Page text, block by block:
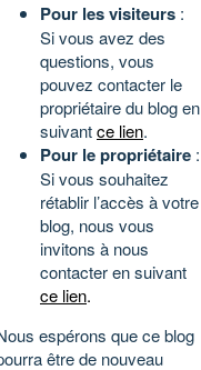
Pour les visiteurs :
Si vous avez des
questions, vous
pouvez contacter le
propriétaire du blog en
suivantce lien.
Pour le propriétaire :
Si vous souhaitez
rétablir l’accès à votre
blog, nous vous
invitons à nous
contacter en suivant
ce lien.
espérons que ce blog
être de nouveau